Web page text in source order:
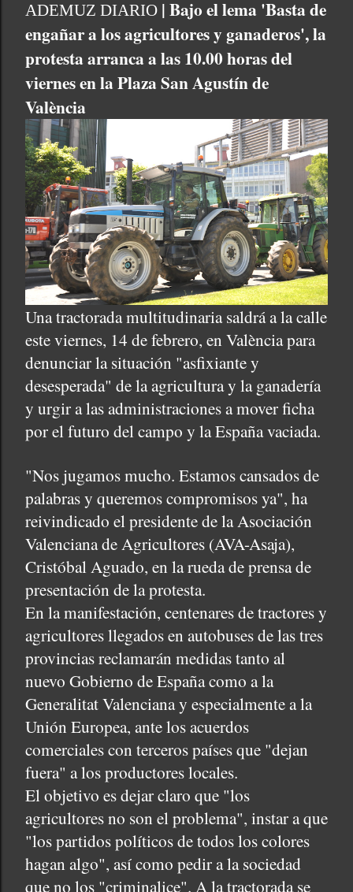
ADEMUZ DIARIO | Bajo el lema 'Basta de
engañar a los agricultores y ganaderos', la
protesta arranca a las 10.00 horas del
viernes en la Plaza San Agustín de
València
Una tractorada multitudinaria saldrá a la calle
este viernes, 14 de febrero, en València para
denunciar la situación "asfixiante y
desesperada" de la agricultura y la ganadería
y urgir a las administraciones a mover ficha
por el futuro del campo y la España vaciada.
"Nos jugamos mucho. Estamos cansados de
palabras y queremos compromisos ya", ha
reivindicado el presidente de la Asociación
Valenciana de Agricultores (AVA-Asaja),
Cristóbal Aguado, en la rueda de prensa de
presentación de la protesta.
En la manifestación, centenares de tractores y
agricultores llegados en autobuses de las tres
provincias reclamarán medidas tanto al
nuevo Gobierno de España como a la
Generalitat Valenciana y especialmente a la
Unión Europea, ante los acuerdos
comerciales con terceros países que "dejan
fuera" a los productores locales.
El objetivo es dejar claro que "los
agricultores no son el problema", instar a que
"los partidos políticos de todos los colores
hagan algo", así como pedir a la sociedad
que no los "criminalice". A la tractorada se